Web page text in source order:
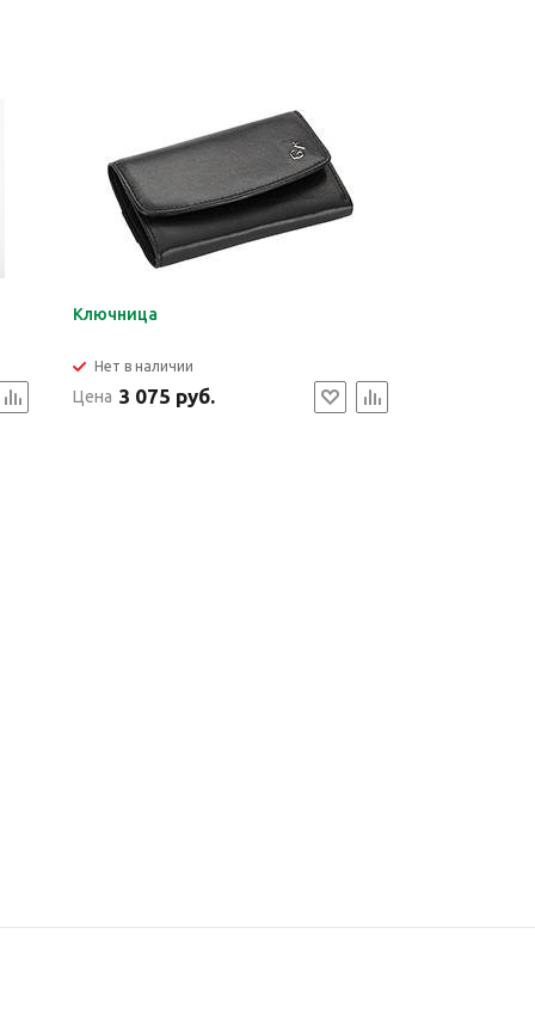
Ключница
Нет в наличии
Цена 3 075 руб.